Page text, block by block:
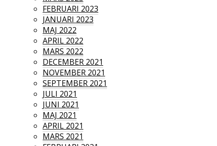
FEBRUARI 2023
JANUARI 2023
MAJ 2022
APRIL 2022
MARS 2022
DECEMBER 2021
NOVEMBER 2021
SEPTEMBER 2021
JULI 2021
JUNI 2021
MAJ 2021
APRIL 2021
MARS 2021